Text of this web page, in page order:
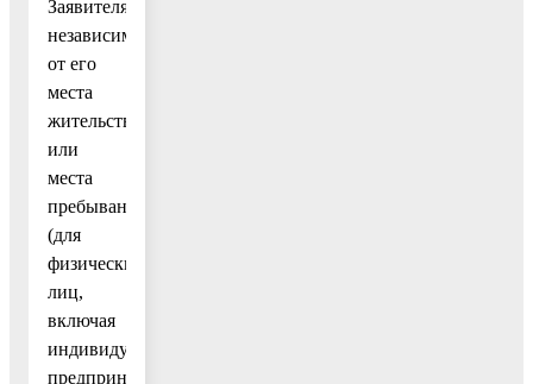
Заявителя
независимо
от его
места
жительства
или
места
пребывания
(для
физических
лиц,
включая
индивидуальных
предпринимателей)